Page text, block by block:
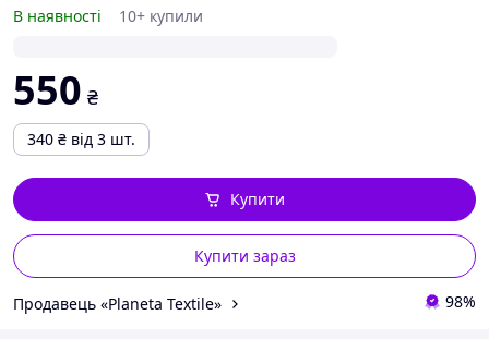
В наявності
10+ купили
550 ₴
340 ₴ від 3 шт.
Купити зараз
Купити
Продавець «Planeta Textile» 98%